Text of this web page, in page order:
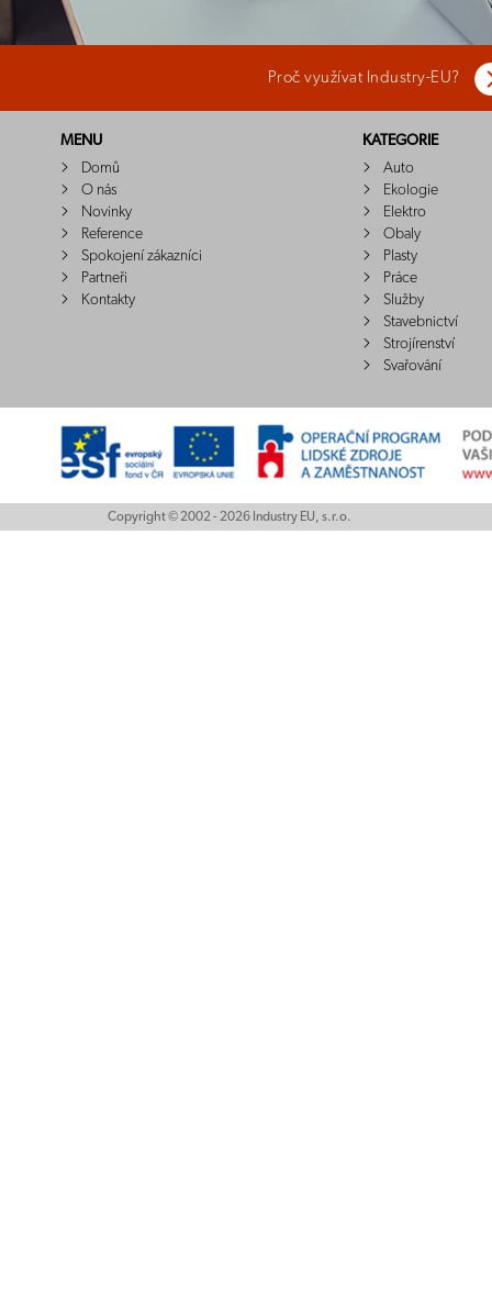
Proč využívat Industry-EU?
MENU
Domů
O nás
Novinky
Reference
Spokojení zákazníci
Partneři
Kontakty
KATEGORIE
Auto
Ekologie
Elektro
Obaly
Plasty
Práce
Služby
Stavebnictví
Strojírenství
Svařování
Copyright © 2002 - 2026 Industry EU, s.r.o.